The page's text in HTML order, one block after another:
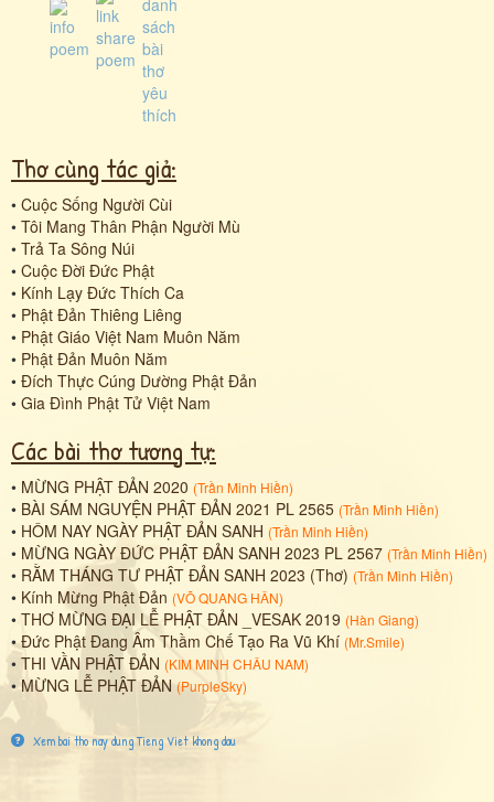
Thơ cùng tác giả:
• Cuộc Sống Người Cùi
• Tôi Mang Thân Phận Người Mù
• Trả Ta Sông Núi
• Cuộc Đời Đức Phật
• Kính Lạy Đức Thích Ca
• Phật Đản Thiêng Liêng
• Phật Giáo Việt Nam Muôn Năm
• Phật Đản Muôn Năm
• Đích Thực Cúng Dường Phật Đản
• Gia Đình Phật Tử Việt Nam
Các bài thơ tương tự:
• MỪNG PHẬT ĐẢN 2020 (Trần Minh Hiền)
• BÀI SÁM NGUYỆN PHẬT ĐẢN 2021 PL 2565 (Trần Minh Hiền)
• HÔM NAY NGÀY PHẬT ĐẢN SANH (Trần Minh Hiền)
• MỪNG NGÀY ĐỨC PHẬT ĐẢN SANH 2023 PL 2567 (Trần Minh Hiền)
• RẰM THÁNG TƯ PHẬT ĐẢN SANH 2023 (Thơ) (Trần Minh Hiền)
• Kính Mừng Phật Đản (VÕ QUANG HÂN)
• THƠ MỪNG ĐẠI LỄ PHẬT ĐẢN _VESAK 2019 (Hàn Giang)
•Đức Phật Đang Âm Thầm Chế Tạo Ra Vũ Khí (Mr.Smile)
• THI VẦN PHẬT ĐẢN (KIM MINH CHÂU NAM)
•MỪNG LỄ PHẬT ĐẢN (PurpleSky)
Xem bai tho nay dung Tieng Viet khong dau